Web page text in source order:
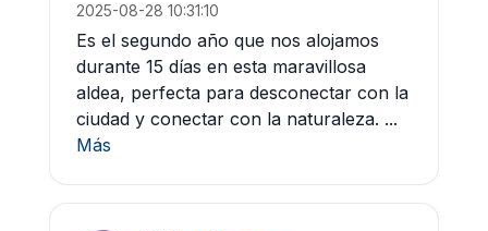
2025-08-28 10:31:10
Es el segundo año que nos alojamos
durante 15 días en esta maravillosa
aldea, perfecta para desconectar con la
ciudad y conectar con la naturaleza. ...
Más